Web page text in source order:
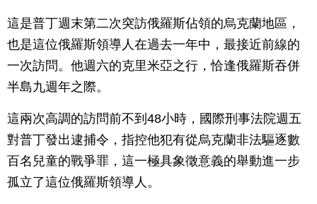
這是普丁週末第二次突訪俄羅斯佔領的烏克蘭地區，
也是這位俄羅斯領導人在過去一年中，最接近前線的
一次訪問。他週六的克里米亞之行，恰逢俄羅斯吞併
半島九週年之際。
這兩次高調的訪問前不到48小時，國際刑事法院週五
對普丁發出逮捕令，指控他犯有從烏克蘭非法驅逐數
百名兒童的戰爭罪，這一極具象徵意義的舉動進一步
孤立了這位俄羅斯領導人。